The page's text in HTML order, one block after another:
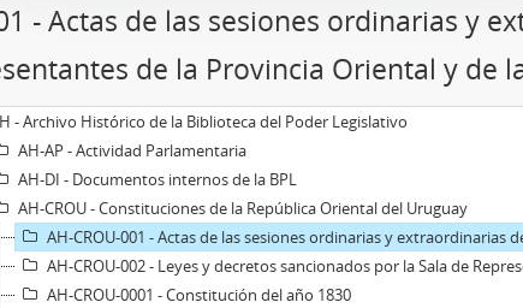
- Actas de las sesiones ordinarias y
de la Provincia Oriental y de
- Archivo Histórico de la Biblioteca del Poder Legislativo
AH-AP - Actividad Parlamentaria
AH-DI - Documentos internos de la BPL
AH-CROU - Constituciones de la República Oriental del Uruguay
AH-CROU-001 - Actas de las sesiones ordinarias y extraordinarias de la Sala de
AH-CROU-002 - Leyes y decretos sancionados por la Sala de
AH-CROU-0001 - Constitución del año 1830